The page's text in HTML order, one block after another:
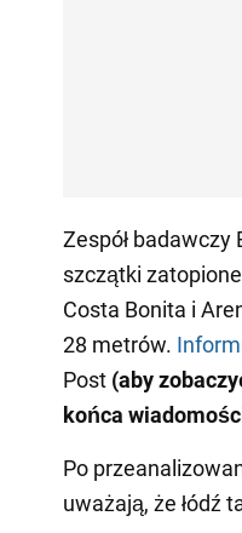
Zespół badawczy
szczątki
Costa Bonita i
28 metrów.
Post (aby
końca
Po
uważają, że łódź